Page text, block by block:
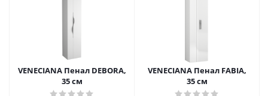
VENECIANA Пенал DEBORA,
35 см
VENECIANA Пенал FABIA,
35 см